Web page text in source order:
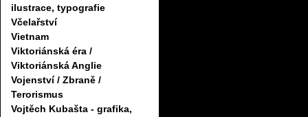
ilustrace, typografie
Včelařství
Vietnam
Viktoriánská éra /
Viktoriánská Anglie
Vojenství / Zbraně /
Terorismus
Vojtěch Kubašta - grafika,